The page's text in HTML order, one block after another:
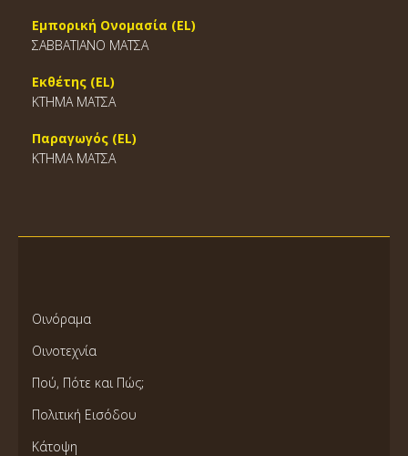
Εμπορική Ονομασία (EL)
ΣΑΒΒΑΤΙΑΝΟ ΜΑΤΣΑ
Εκθέτης (EL)
ΚΤΗΜΑ ΜΑΤΣΑ
Παραγωγός (EL)
ΚΤΗΜΑ ΜΑΤΣΑ
Οινόραμα
Οινοτεχνία
Πού, Πότε και Πώς;
Πολιτική Εισόδου
Κάτοψη